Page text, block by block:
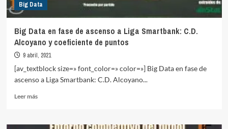
Big Data
Big Data en fase de ascenso a Liga Smartbank: C.D.
Alcoyano y coeficiente de puntos
9 abril, 2021
[av_textblock size=» font_color=» color=»] Big Data en fase de
ascenso a Liga Smartbank: C.D. Alcoyano...
Leer másLeer
Big